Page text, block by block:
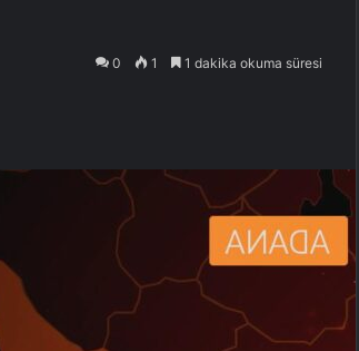
0 1 1 dakika okuma süresi